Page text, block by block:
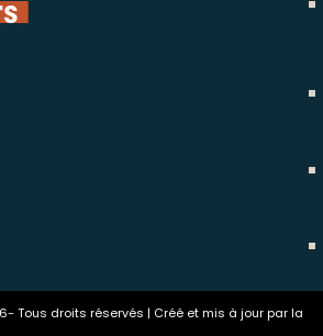
Tous droits réservés | Créé et mis à jour par la